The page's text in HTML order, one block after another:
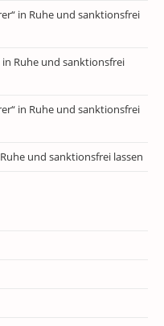
in Ruhe und sanktionsfrei
in Ruhe und sanktionsfrei
in Ruhe und sanktionsfrei
und sanktionsfrei lassen